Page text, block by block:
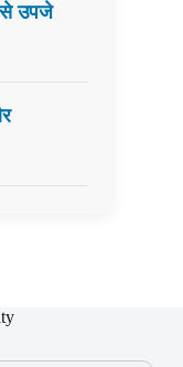
से उपजे